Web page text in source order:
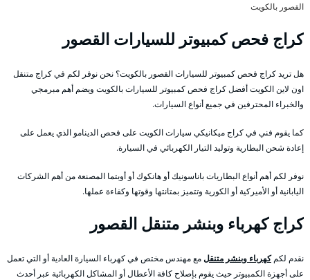
القصور بالكويت
كراج فحص كمبيوتر للسيارات القصور
هل تريد كراج فحص كمبيوتر للسيارات القصور بالكويت؟ نحن نوفر لكم في كراج متنقل
اون لاين الكويت أفضل كراج فحص كمبيوتر للسيارات بالكويت ويضم أهم مبرمجي
والخبراء المحترفين في جميع أنواع السيارات.
كما يقوم فني في كراج ميكانيكي سيارات الكويت على فحص الدينامو الذي يعمل على
إعادة شحن البطارية وتوليد التيار الكهربائي في السيارة.
نوفر لكم أهم أنواع البطاريات باناسونيك أو هانكوك أو أوبتما المصنعة من أهم الشركات
اليابانية أو الأميركية أو الكورية وتتميز بمتانتها وقوتها وكفاءة عملها.
كراج كهرباء وبنشر متنقل القصور
نقدم لكمكهرباء وبنشر متنقلمع مهندس مختص في كهرباء السيارة العادية أو التي تعمل
على أجهزة الكمبيوتر حيث يقوم بإصلاح كافة الأعطال أو المشاكل الكهربائية عبر أحدث